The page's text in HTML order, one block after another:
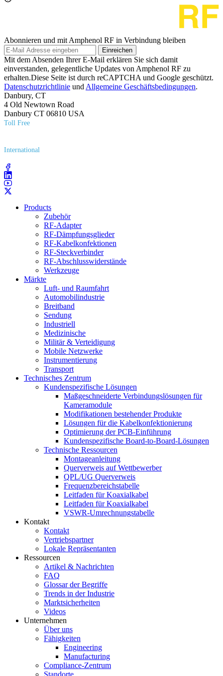
Abonnieren und mit Amphenol RF in Verbindung bleiben
Einreichen
Mit dem Absenden Ihrer E-Mail erklären Sie sich damit
einverstanden, gelegentliche Updates von Amphenol RF zu
erhalten.Diese Seite ist durch reCAPTCHA und Google geschützt.
Datenschutzrichtlinie und Allgemeine Geschäftsbedingungen.
Danbury, CT
4 Old Newtown Road
Danbury CT 06810 USA
Toll Free
International
Products
Zubehör
RF-Adapter
RF-Dämpfungsglieder
RF-Kabelkonfektionen
RF-Steckverbinder
RF-Abschlusswiderstände
Werkzeuge
Märkte
Luft- und Raumfahrt
Automobilindustrie
Breitband
Sendung
Industriell
Medizinische
Militär & Verteidigung
Mobile Netzwerke
Instrumentierung
Transport
Technisches Zentrum
Kundenspezifische Lösungen
Maßgeschneiderte Verbindungslösungen für
Kameramodule
Modifikationen bestehender Produkte
Lösungen für die Kabelkonfektionierung
Optimierung der PCB-Einführung
Kundenspezifische Board-to-Board-Lösungen
Technische Ressourcen
Montageanleitung
Querverweis auf Wettbewerber
QPL/UG Querverweis
Frequenzbereichstabelle
Leitfaden für Koaxialkabel
Leitfaden für Koaxialkabel
VSWR-Umrechnungstabelle
Kontakt
Kontakt
Vertriebspartner
Lokale Repräsentanten
Ressourcen
Artikel & Nachrichten
FAQ
Glossar der Begriffe
Trends in der Industrie
Marktsicherheiten
Videos
Unternehmen
Über uns
Fähigkeiten
Engineering
Manufacturing
Compliance-Zentrum